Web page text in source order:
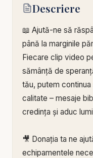
Descriere
📖 Ajută-ne să
până la marginile
Fiecare clip video
sămânță de
tău, putem
calitate – mesaje
credința și aduc
🎥 Donația ta ne
echipamentele